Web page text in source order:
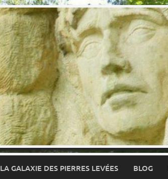
LA GALAXIE DES PIERRES LEVÉES BLOG